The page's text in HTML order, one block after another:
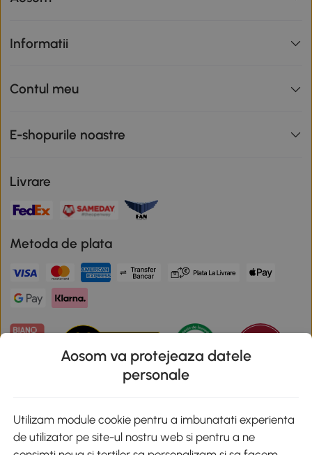
Informatii
Contul meu
E-shopurile noastre
Livrare
Metoda de plata
Descarca aplicatia Aosom
Google Play
Aosom va protejeaza datele
personale
Utilizam module cookie pentru a imbunatati experienta
de utilizator pe site-ul nostru web si pentru a ne